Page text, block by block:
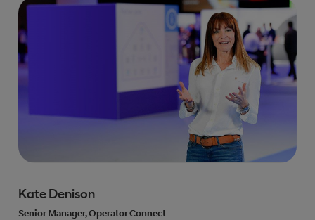
Kate Denison
Senior Manager, Operator Connect